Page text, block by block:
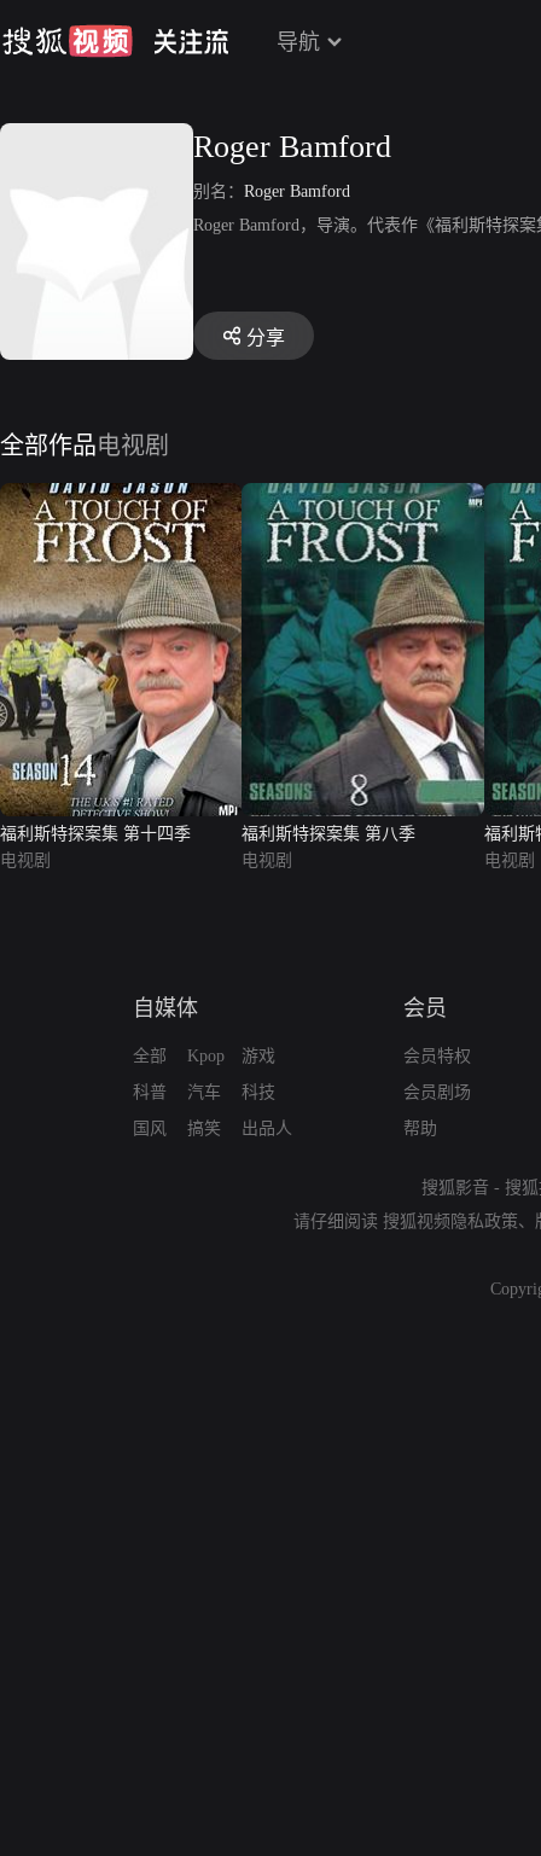
导航
Roger Bamford
别名： Roger Bamford
Roger Bamford，导演。代表作《福利斯特探
分享
全部作品电视剧
福利斯特探案集 第十四季
电视剧
福利斯特探案集 第八季
电视剧
福利斯
电视剧
自媒体
全部
科普
国风
Kpop
汽车
搞笑
游戏
科技
出品人
会员
会员特权
会员剧场
帮助
搜狐影音 - 搜
请仔细阅读 搜狐视频隐私政策、